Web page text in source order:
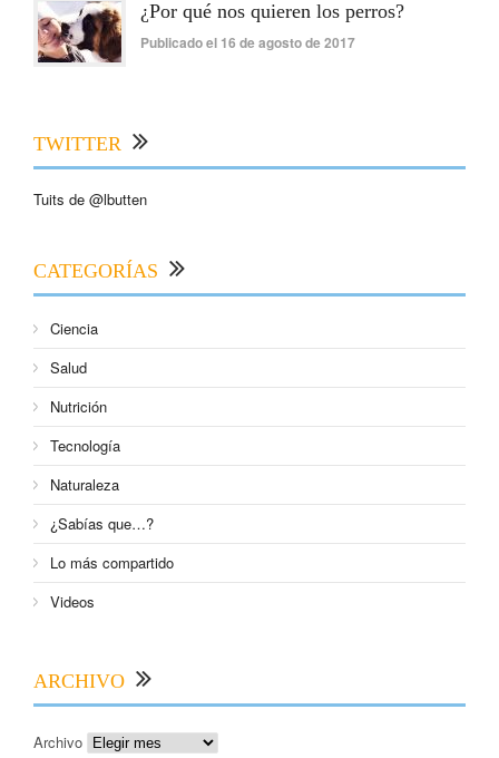
¿Por qué nos quieren los perros?
Publicado el 16 de agosto de 2017
TWITTER
Tuits de @lbutten
CATEGORÍAS
Ciencia
Salud
Nutrición
Tecnología
Naturaleza
¿Sabías que…?
Lo más compartido
Videos
ARCHIVO
Archivo